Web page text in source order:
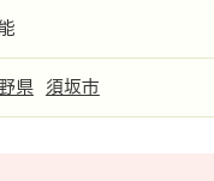
県 須坂市